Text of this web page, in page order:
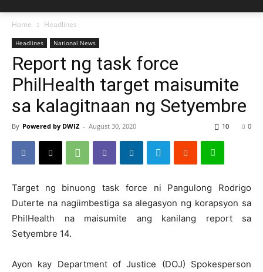
Home Headlines
Headlines National News
Report ng task force
PhilHealth target maisumite
sa kalagitnaan ng Setyembre
By Powered by DWIZ - August 30, 2020 0
10
Target ng binuong task force ni Pangulong Rodrigo
Duterte na nagiimbestiga sa alegasyon ng korapsyon sa
PhilHealth na maisumite ang kanilang report sa
Setyembre 14.
Ayon kay Department of Justice (DOJ) Spokesperson